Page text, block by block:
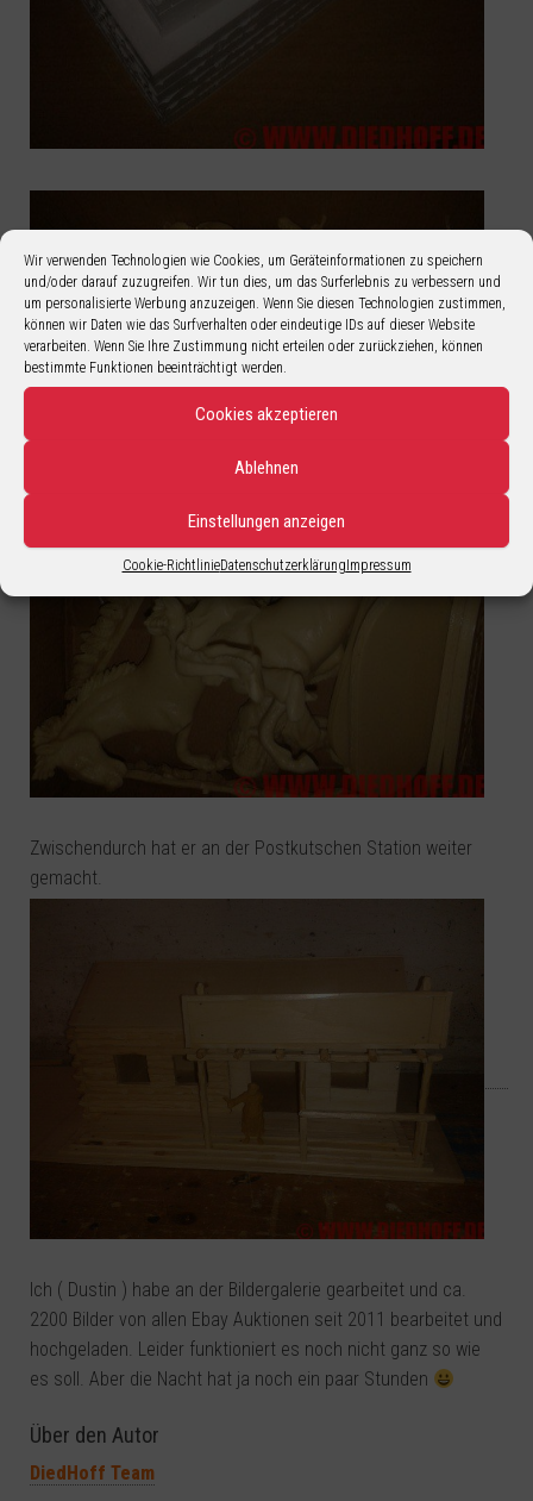
Wir verwenden Technologien wie Cookies, um Geräteinformationen zu speichern
und/oder darauf zuzugreifen. Wir tun dies, um das Surferlebnis zu verbessern und
um personalisierte Werbung anzuzeigen. Wenn Sie diesen Technologien zustimmen,
können wir Daten wie das Surfverhalten oder eindeutige IDs auf dieser Website
verarbeiten. Wenn Sie Ihre Zustimmung nicht erteilen oder zurückziehen, können
bestimmte Funktionen beeinträchtigt werden.
Cookies akzeptieren
Ablehnen
Einstellungen anzeigen
Cookie-RichtlinieDatenschutzerklärung Impressum
Zwischendurch hat er an der Postkutschen Station weiter
gemacht.
Ich ( Dustin ) habe an der Bildergalerie gearbeitet und ca.
2200 Bilder von allen Ebay Auktionen seit 2011 bearbeitet und
hochgeladen. Leider funktioniert es noch nicht ganz so wie
es soll. Aber die Nacht hat ja noch ein paar Stunden
Über den Autor
DiedHoff Team